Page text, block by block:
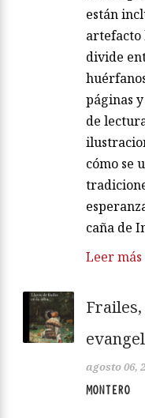
están
artefacto
divide
páginas
de
cómo se
caña de
Leer más
agosto 06,
MONTERO